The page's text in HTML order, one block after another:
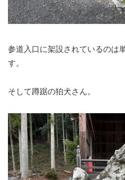
参道入口に架設されているのは
す。
そして蹲踞の狛犬さん。